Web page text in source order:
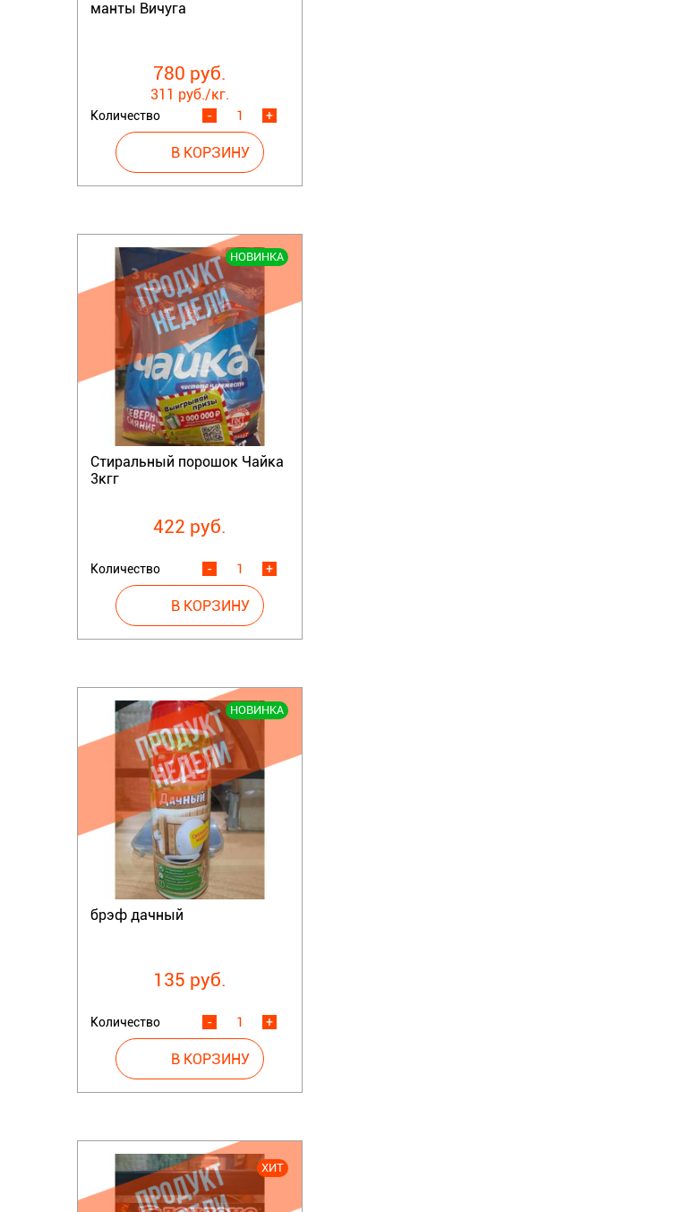
манты Вичуга
780 руб.
311 руб./кг.
Количество +
-
НОВИНКА
Стиральный порошок Чайка
3кгг
422 руб.
Количество +
-
НОВИНКА
брэф дачный
135 руб.
Количество +
-
ХИТ